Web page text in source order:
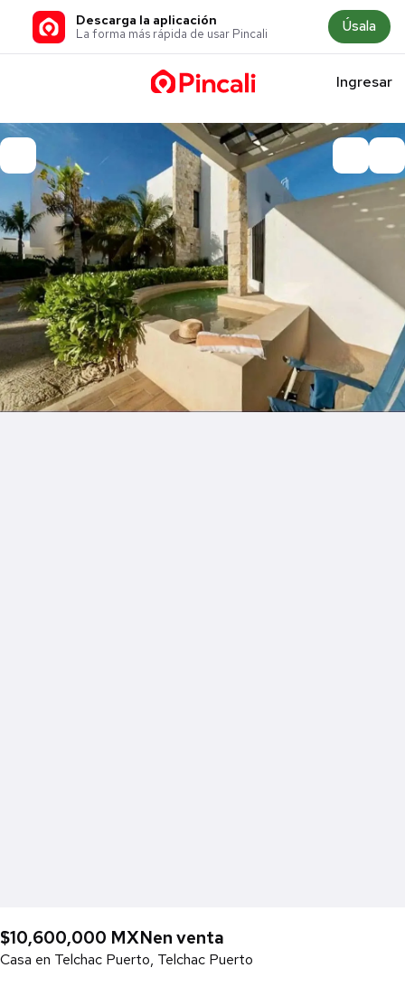
Descarga la aplicación
La forma más rápida de usar Pincali Úsala
Ingresar
$10,600,000 MXNen venta
Casa en Telchac Puerto, Telchac Puerto